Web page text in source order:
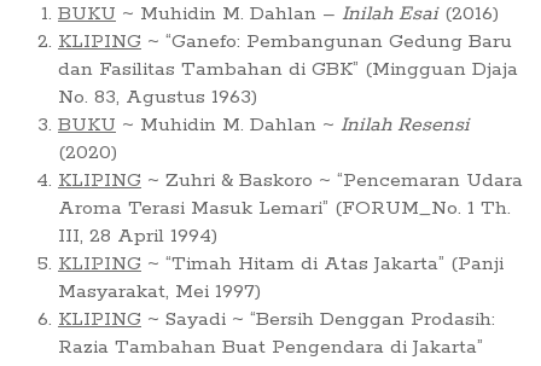
BUKU ~ Muhidin M. Dahlan – Inilah Esai(2016)
KLIPING ~ “Ganefo: Pembangunan Gedung Baru
dan Fasilitas Tambahan di GBK” (Mingguan Djaja
No. 83, Agustus 1963)
BUKU ~ Muhidin M. Dahlan ~ Inilah Resensi
(2020)
KLIPING ~ Zuhri & Baskoro ~ “Pencemaran Udara
Aroma Terasi Masuk Lemari” (FORUM_No. 1 Th.
III, 28 April 1994)
KLIPING ~ “Timah Hitam di Atas Jakarta” (Panji
Masyarakat, Mei 1997)
KLIPING ~ Sayadi ~ “Bersih Denggan Prodasih:
Razia Tambahan Buat Pengendara di Jakarta”